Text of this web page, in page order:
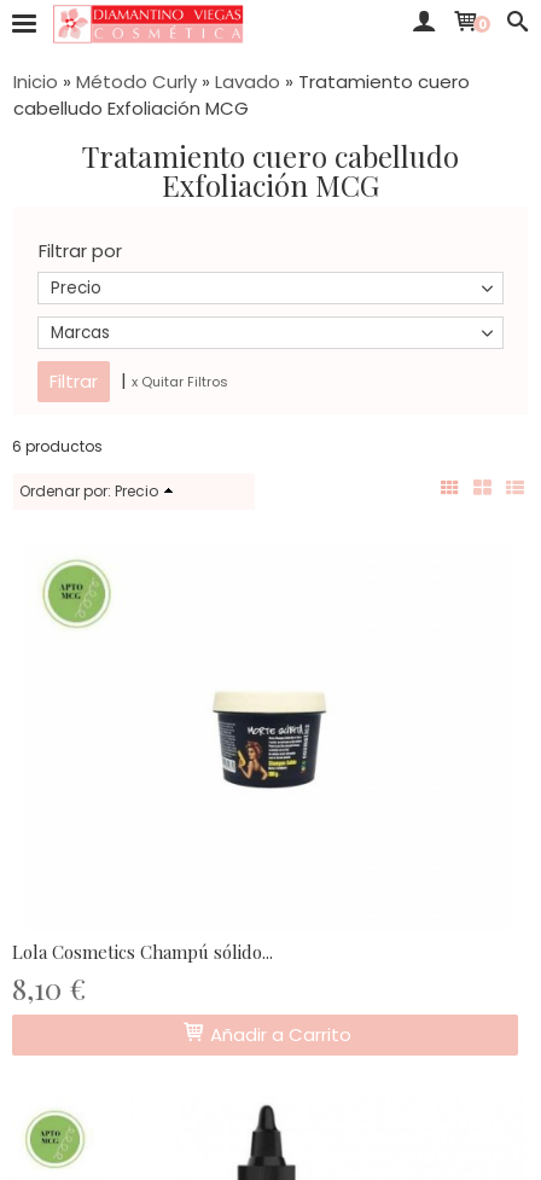
0
Inicio » Método Curly » Lavado » Tratamiento cuero
cabelludo Exfoliación MCG
Tratamiento cuero cabelludo
Exfoliación MCG
Filtrar por
Precio
Marcas
| x Quitar Filtros
6 productos
Ordenar por: Precio
Lola Cosmetics Champú sólido...
8,10 €
Añadir a Carrito